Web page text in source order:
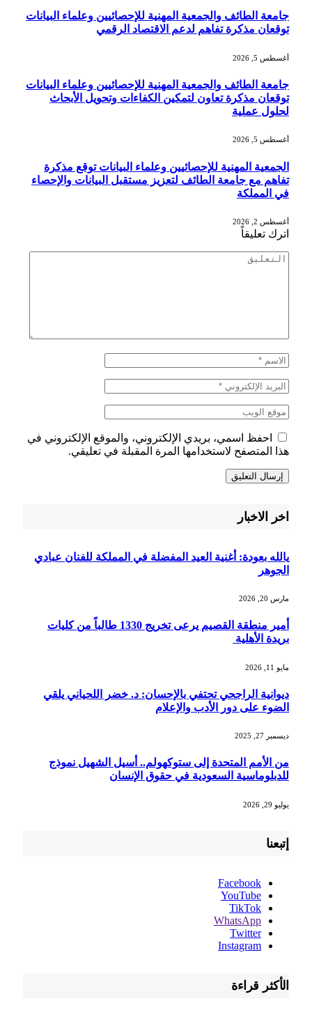
جامعة الطائف والجمعية المهنية للإحصائيين وعلماء البيانات
توقعان مذكرة تفاهم لدعم الاقتصاد الرقمي
أغسطس 5, 2026
جامعة الطائف والجمعية المهنية للإحصائيين وعلماء البيانات
توقعان مذكرة تعاون لتمكين الكفاءات وتحويل الأبحاث
لحلول عملية
أغسطس 5, 2026
الجمعية المهنية للإحصائيين وعلماء البيانات توقع مذكرة
تفاهم مع جامعة الطائف لتعزيز مستقبل البيانات والإحصاء
في المملكة
أغسطس 2, 2026
اترك تعليقاً
احفظ اسمي، بريدي الإلكتروني، والموقع الإلكتروني في
هذا المتصفح لاستخدامها المرة المقبلة في تعليقي.
اخر الاخبار
يالله بعودة: أغنية العيد المفضلة في المملكة للفنان عبادي
الجوهر
مارس 20, 2026
أمير منطقة القصيم يرعى تخريج 1330 طالباً من كليات
بريدة الأهلية
مايو 11, 2026
ديوانية الراجحي تحتفي بالإحسان: د. خضر اللحياني يلقي
الضوء على دور الأدب والإعلام
ديسمبر 27, 2025
من الأمم المتحدة إلى ستوكهولم.. أسيل الشهيل نموذج
للدبلوماسية السعودية في حقوق الإنسان
يوليو 29, 2026
إتبعنا
Facebook
YouTube
TikTok
WhatsApp
Twitter
Instagram
الأكثر قراءة